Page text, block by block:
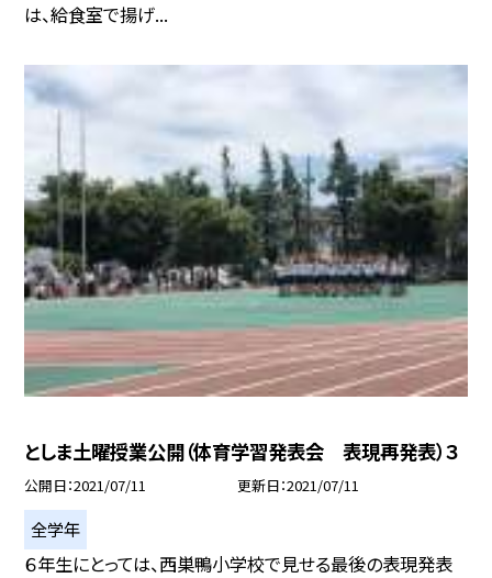
は、給食室で揚げ...
としま土曜授業公開（体育学習発表会 表現再発表）３
公開日 2021/07/11 更新日 2021/07/11
全学年
６年生にとっては、西巣鴨小学校で見せる最後の表現発表